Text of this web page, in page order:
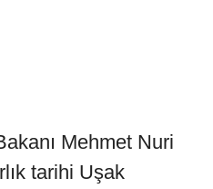
Mehmet Nuri
tarihi Uşak